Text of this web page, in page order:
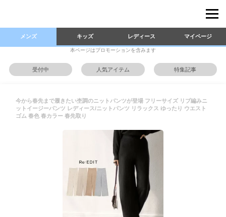
メンズ キッズ レディース マイページ
本ページはプロモーションを含みます
受付中 人気アイテム 特集記事
今から春先まで履きたい杢調のニットパンツが登場 フリーサイズ リブ編みニ
ットイージーパンツ レディース/ニットパンツ リラックス ゆったり ウエスト
ゴム 春色 春カラー 春先取り